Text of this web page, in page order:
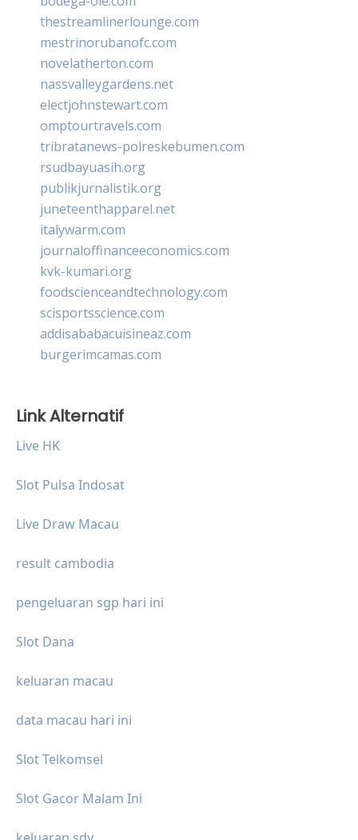
thestreamlinerlounge.com
mestrinorubanofc.com
novelatherton.com
nassvalleygardens.net
electjohnstewart.com
omptourtravels.com
tribratanews-polreskebumen.com
rsudbayuasih.org
publikjurnalistik.org
juneteenthapparel.net
italywarm.com
journaloffinanceeconomics.com
kvk-kumari.org
foodscienceandtechnology.com
scisportsscience.com
addisababacuisineaz.com
burgerimcamas.com
Link Alternatif
Live HK
Slot Pulsa Indosat
Live Draw Macau
result cambodia
pengeluaran sgp hari ini
Slot Dana
keluaran macau
data macau hari ini
Slot Telkomsel
Slot Gacor Malam Ini